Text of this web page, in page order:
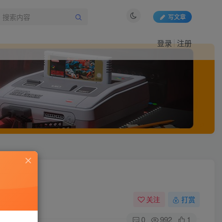
写文章
登录 注册
关注 打赏
0 992 1